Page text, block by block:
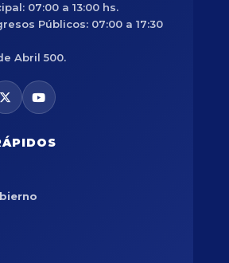
07:00 a 13:00 hs.
Públicos: 07:00 a 17:30
Abril 500.